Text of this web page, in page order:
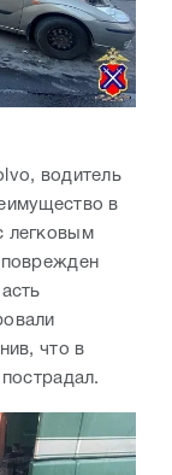
водитель
в
легковым
что в